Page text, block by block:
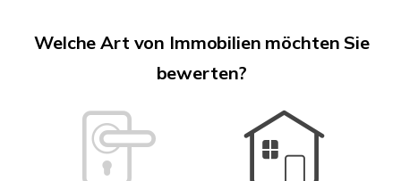
Welche Art von Immobilien möchten Sie
bewerten?